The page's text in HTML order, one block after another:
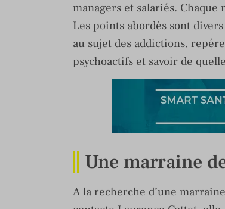
managers et salariés. Chaque
Les points abordés sont
au sujet des addictions,
psychoactifs et savoir de
Une marraine
A la recherche d’une